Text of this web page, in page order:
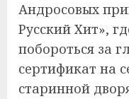
Андросовых
Русский Хит»,
побороться за
сертификат на
старинной